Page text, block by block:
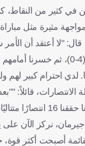
من النقاط،
مثيرة مثل مباراة
قال: "لا أعتقد أن
أفضل. العام الماضي لعبنا ضد
لدي احترام كبير لهم
قائلاً:
مسيرتي: التركيز
نركز الآن على
أصبحت أكثر قوة،